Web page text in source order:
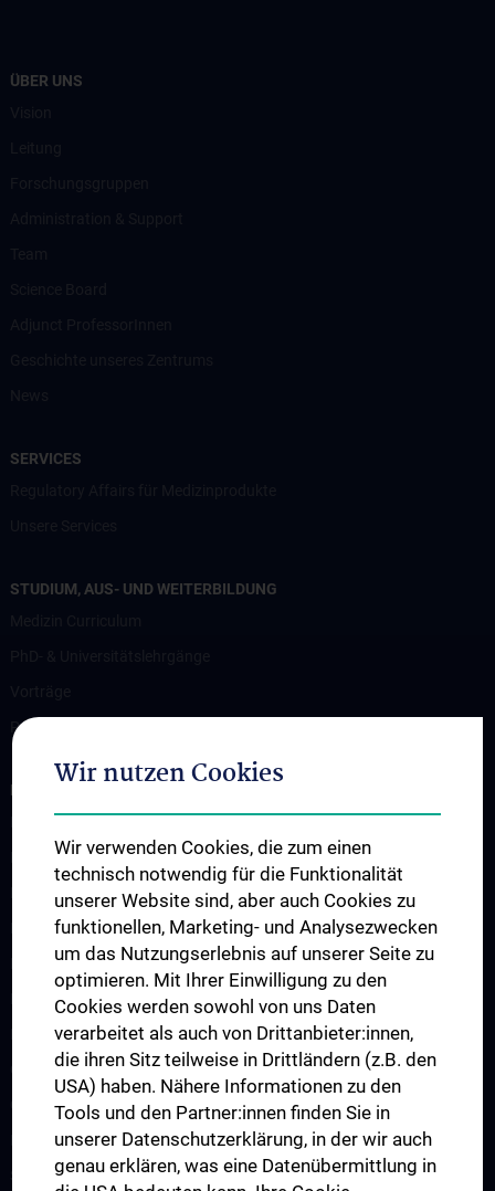
ÜBER UNS
SERVICES
STUDIUM, AUS- UND WEITERBILDUNG
Projekte für Studierende
FORSCHUNG
Biophotonik
Kardiovaskuläre Technik
Konventionelle Bildgebung
Magnetresonanz
Medizinische additive Fertigung
Neuroprothetik & Rehabilitationstechnik
Quantitative Bildgebung und Medizinische Physik
Quantencomputing
Forschungspartner
Studienteilnehmer:innen gesucht
Wir nutzen Cookies
Wir verwenden Cookies, die zum einen
technisch notwendig für die Funktionalität
unserer Website sind, aber auch Cookies zu
funktionellen, Marketing- und Analysezwecken
um das Nutzungserlebnis auf unserer Seite zu
optimieren. Mit Ihrer Einwilligung zu den
Cookies werden sowohl von uns Daten
verarbeitet als auch von Drittanbieter:innen,
die ihren Sitz teilweise in Drittländern (z.B. den
USA) haben. Nähere Informationen zu den
Tools und den Partner:innen finden Sie in
unserer Datenschutzerklärung, in der wir auch
genau erklären, was eine Datenübermittlung in